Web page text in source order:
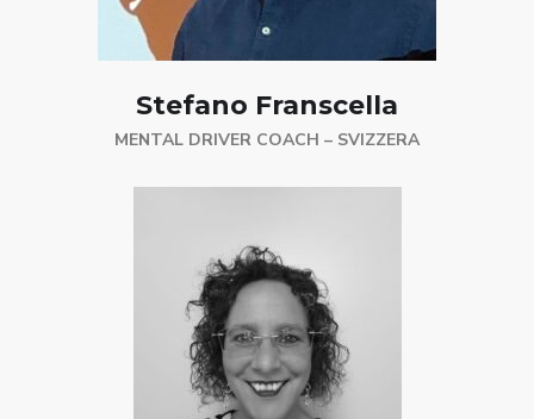
Stefano Franscella
MENTAL DRIVER COACH – SVIZZERA